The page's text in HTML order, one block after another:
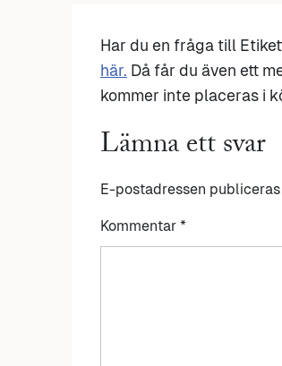
Har du en fråga till
här. Då får du även ett
kommer inte placeras i
Lämna ett svar
E-postadressen
Kommentar *